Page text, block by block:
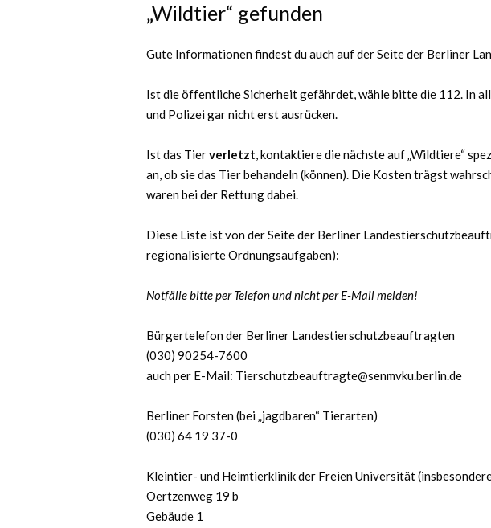
„Wildtier“ gefunden
Gute Informationen findest du auch auf der Seite der Berliner
Ist die öffentliche Sicherheit gefährdet, wähle bitte die 112. In
und Polizei gar nicht erst ausrücken.
Ist das Tierverletzt, kontaktiere die nächste auf „Wildtiere“
an, ob sie das Tier behandeln (können). Die Kosten trägst
waren bei der Rettung dabei.
Diese Liste ist von der Seite der Berliner
regionalisierte Ordnungsaufgaben):
Notfälle bitte per Telefon und nicht per E-Mail melden!
Bürgertelefon der Berliner Landestierschutzbeauftragten
(030) 90254-7600
auch per E-Mail: Tierschutzbeauftragte@senmvku.berlin.de
Berliner Forsten (bei „jagdbaren“ Tierarten)
(030) 64 19 37-0
Kleintier- und Heimtierklinik der Freien Universität
Oertzenweg 19 b
Gebäude 1